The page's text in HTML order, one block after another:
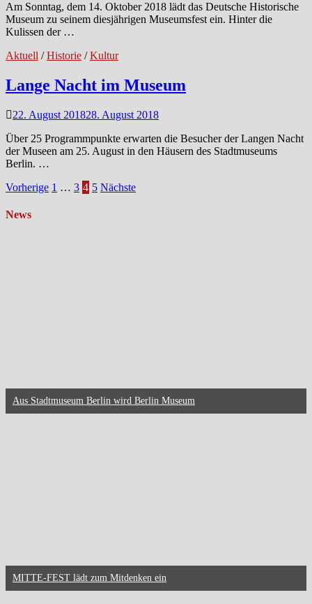
Am Sonntag, dem 14. Oktober 2018 lädt das Deutsche Historische
Museum zu seinem diesjährigen Museumsfest ein. Hinter die
Kulissen der …
Aktuell /Historie /Kultur
Lange Nacht im Museum
22. August 201828. August 2018
Über 25 Programmpunkte erwarten die Besucher der Langen Nacht
der Museen am 25. August in den Häusern des Stadtmuseums
Berlin. …
Seitennummerierung
der
Vorherige 1 … 3 4 5 Nächste
News
Aus Stadtmuseum Berlin wird Berlin Museum
MITTE-FEST lädt zum Mitdenken ein